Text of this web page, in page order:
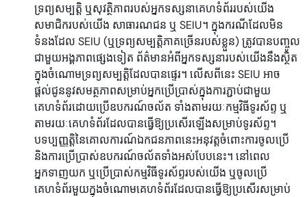
ទ្រព្យសម្បត្តិ ឬសុវត្ថិភាពរបស់អ្នកទស្សនាគេហទំព័ររបស់យើង
សមាជិករបស់យើង សាធារណជន ឬ SEIU។ ក្នុងករណីដែលមិន
ទំនងដែល SEIU (ឬទ្រព្យសម្បត្តិភាគច្រើនរបស់ខ្លួន) ត្រូវបានបញ្ចូល
ជាមួយអង្គភាពផ្សេងទៀត ព័ត៌មានអំពីអ្នកទស្សនារបស់យើងនឹងស្ថិត
ក្នុងចំណោមទ្រព្យសម្បត្តិដែលបានផ្ទេរ។ លើសពីនេះ SEIU អាច
ផ្តល់ជូននូវសមត្ថភាពសម្រាប់អ្នកប្រើប្រាស់ក្នុងការភ្ជាប់ជាមួយ
គេហទំព័រដោយប្រើឧបករណ៍ចល័ត ទាំងតាមរយៈកម្មវិធីទូរស័ព្ទ ឬ
តាមរយៈគេហទំព័រដែលបានធ្វើឱ្យប្រសើរឡើងសម្រាប់ទូរស័ព្ទ។
បទប្បញ្ញត្តិនៃគោលការណ៍ឯកជនភាពនេះអនុវត្តចំពោះការចូលប្រើ
និងការប្រើប្រាស់ឧបករណ៍ចល័តទាំងអស់បែបនេះ។ នៅពេល
អ្នកទាញយក ឬប្រើប្រាស់កម្មវិធីទូរស័ព្ទរបស់យើង ឬចូលប្រើ
គេហទំព័រមួយក្នុងចំណោមគេហទំព័រដែលបានធ្វើឱ្យប្រសើរសម្រាប់